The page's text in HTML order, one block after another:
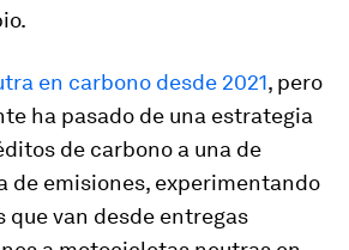
en carbono desde 2021, pero
ha pasado de una estrategia
de carbono a una de
de emisiones, experimentando
que van desde entregas